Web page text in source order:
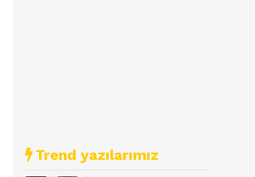
Trend yazılarımız